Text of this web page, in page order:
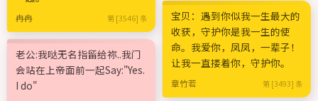
冉冉 第 [3546] 条
老公:我哒无名指留给祢..我门
会站在上帝面前一起Say:"Yes.
I do"
宝贝：遇到你似我一生最大的
收获，守护你是我一生的使
命。我爱你，凤凤，一辈子！
让我一直搂着你，守护你。
章竹若 第 [3493] 条